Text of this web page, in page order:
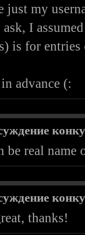
just my
I
is for entries
advance (:
be real name
thanks!